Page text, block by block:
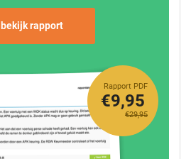
bekijk rapport
Rapport PDF
€29,95
€9,95